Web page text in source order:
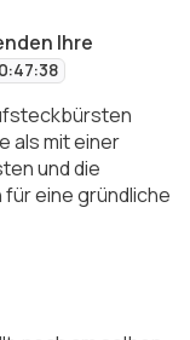
Ihre
:47:38
als mit einer
und die
eine gründliche